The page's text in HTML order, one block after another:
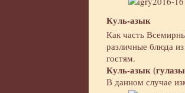
Куль-азык
Как часть
различные блюда
гостям.
Куль-азык
В данном случае